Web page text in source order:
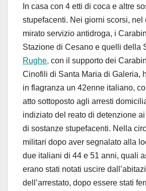
In casa con 4 etti di coca e altre
stupefacenti. Nei giorni scorsi, nel
mirato servizio antidroga, i
Stazione di Cesano e quelli della
Rughe, con il supporto dei
Cinofili di Santa Maria di Galeria,
in flagranza un 42enne italiano,
atto sottoposto agli arresti
indiziato del reato di detenzione
di sostanze stupefacenti. Nella
militari dopo aver segnalato alla
due italiani di 44 e 51 anni, quali
erano stati notati uscire
dell’arrestato, dopo essere stati